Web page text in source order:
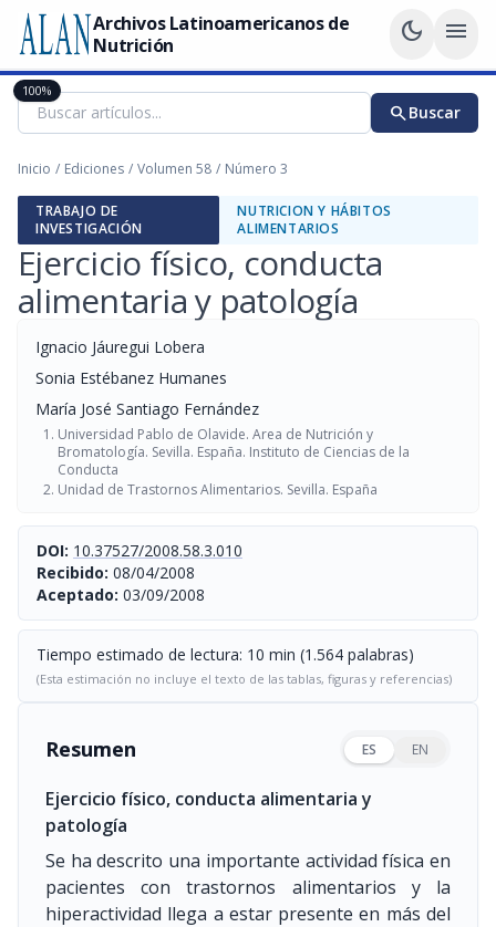
Archivos Latinoamericanos de
Nutrición
dark_mode menu
searchBuscar
Inicio / Ediciones / Volumen 58 / Número 3
TRABAJO DE
INVESTIGACIÓN
NUTRICION Y HÁBITOS
ALIMENTARIOS
Ejercicio físico, conducta
alimentaria y patología
Ignacio Jáuregui Lobera
Sonia Estébanez Humanes
María José Santiago Fernández
Universidad Pablo de Olavide. Area de Nutrición y
Bromatología. Sevilla. España. Instituto de Ciencias de la
Conducta
Unidad de Trastornos Alimentarios. Sevilla. España
DOI: 10.37527/2008.58.3.010
Recibido: 08/04/2008
Aceptado: 03/09/2008
Tiempo estimado de lectura: 10 min (1.564 palabras)
(Esta estimación no incluye el texto de las tablas, figuras y referencias)
Resumen ES EN
Ejercicio físico, conducta alimentaria y
patología
Se ha descrito una importante actividad física en
pacientes con trastornos alimentarios y la
hiperactividad llega a estar presente en más del
100%